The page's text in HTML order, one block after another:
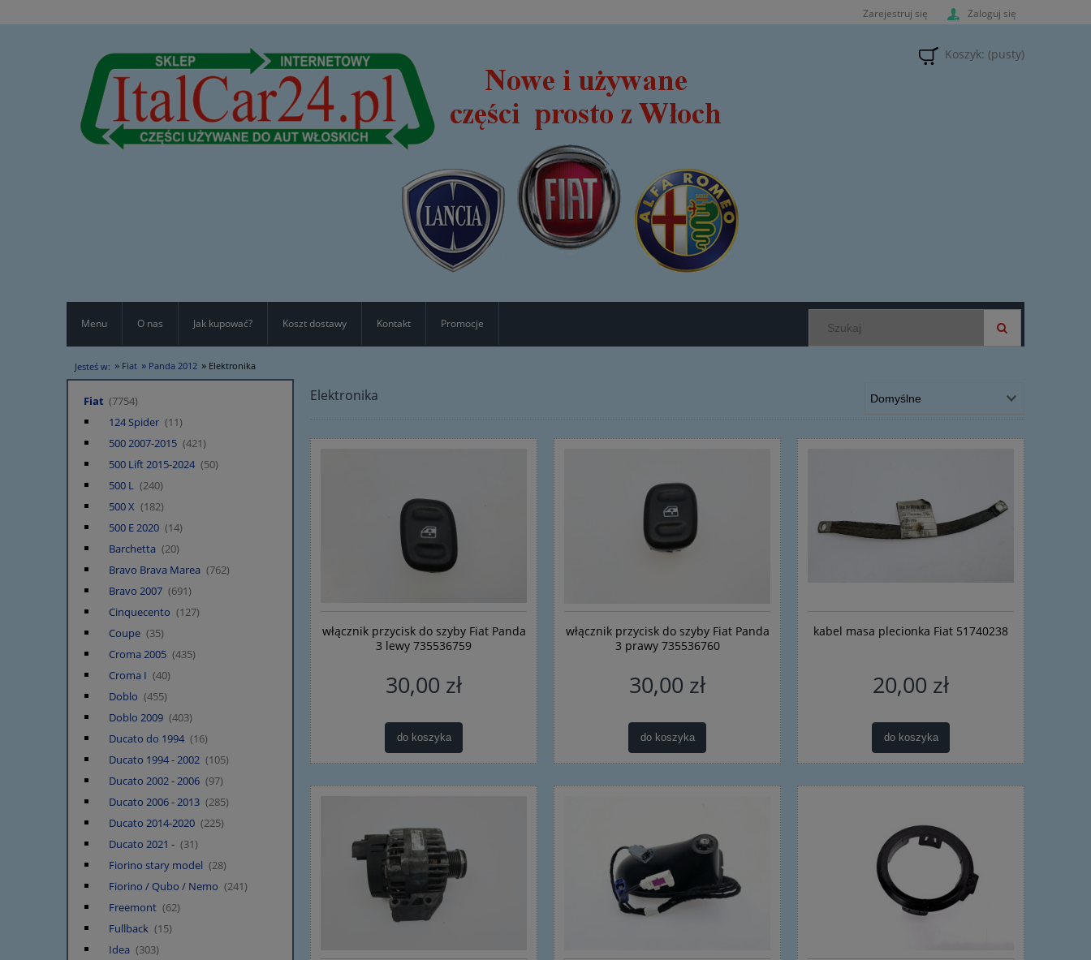
Zarejestruj się Zaloguj się
Koszyk: (pusty)
Menu O nas Jak kupować? Koszt dostawy Kontakt Promocje
Jesteś w: » Fiat » Panda 2012 » Elektronika
Fiat (7754)
124 Spider (11)
500 2007-2015 (421)
500 Lift 2015-2024 (50)
500 L (240)
500 X (182)
500 E 2020 (14)
Barchetta (20)
Bravo Brava Marea (762)
Bravo 2007 (691)
Cinquecento (127)
Coupe (35)
Croma 2005 (435)
Croma I (40)
Doblo (455)
Doblo 2009 (403)
Ducato do 1994 (16)
Ducato 1994 - 2002 (105)
Ducato 2002 - 2006 (97)
Ducato 2006 - 2013 (285)
Ducato 2014-2020 (225)
Ducato 2021 - (31)
Fiorino stary model (28)
Fiorino / Qubo / Nemo (241)
Freemont (62)
Fullback (15)
Idea (303)
Elektronika
włącznik przycisk do szyby Fiat Panda
3 lewy 735536759
30,00 zł
do koszyka
włącznik przycisk do szyby Fiat Panda
3 prawy 735536760
30,00 zł
do koszyka
kabel masa plecionka Fiat 51740238
20,00 zł
do koszyka